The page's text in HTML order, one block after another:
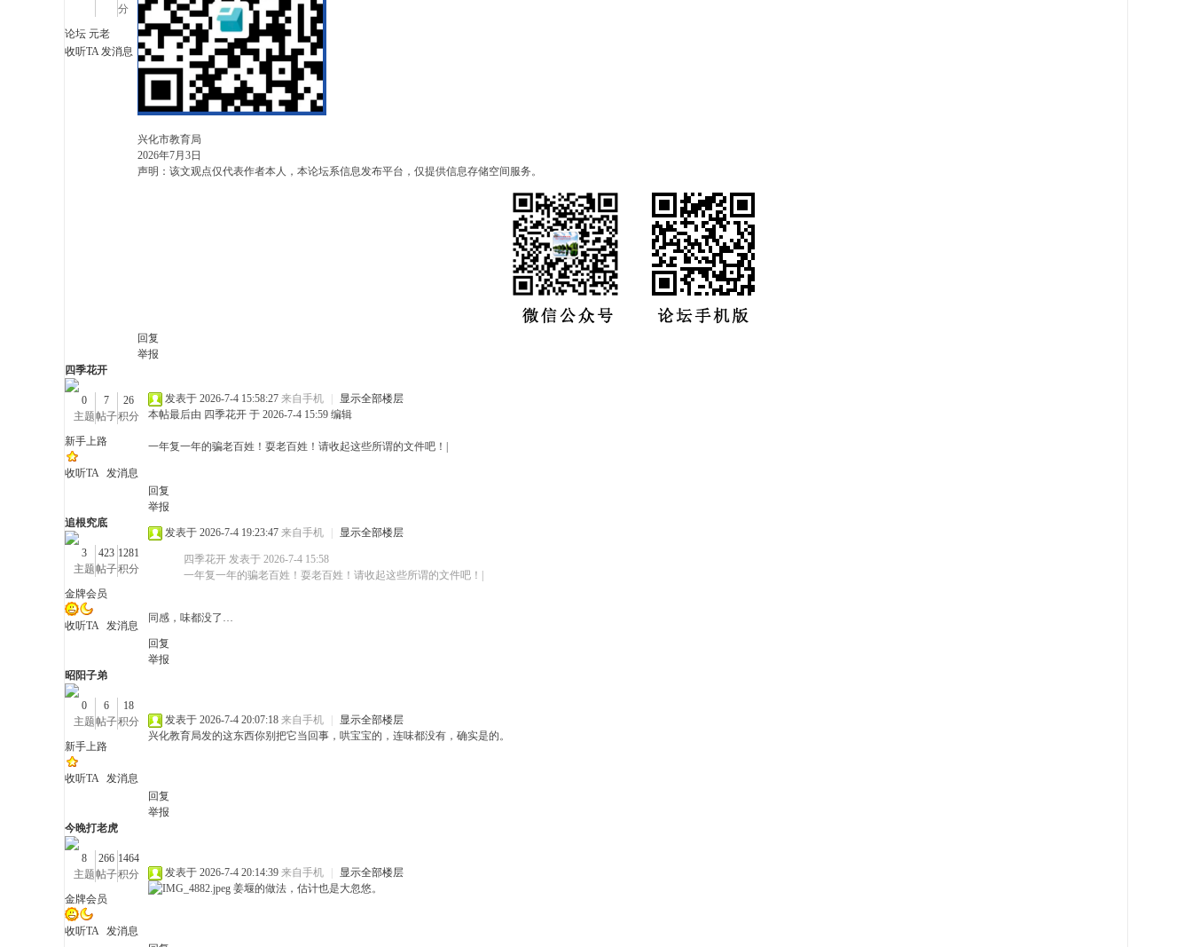
坛
---
有
分
论坛 元老
收听TA发消息
兴化市教育局
2026年7月3日
声明：该文观点仅代表作者本人，本论坛系信息发布平台，仅提供信息存储空间服务。
回复
举报
四季花开
0
主题
7
帖子
26
积分
新手上路
收听TA 发消息
发表于 2026-7-4 15:58:27 来自手机
显示全部楼层
本帖最后由 四季花开 于 2026-7-4 15:59 编辑
一年复一年的骗老百姓！耍老百姓！请收起这些所谓的文件吧！|
回复
举报
追根究底
3
主题
423
帖子
1281
积分
金牌会员
收听TA 发消息
发表于 2026-7-4 19:23:47 来自手机 显示全部楼层
四季花开 发表于 2026-7-4 15:58
一年复一年的骗老百姓！耍老百姓！请收起这些所谓的文件吧！|
同感，味都没了…
回复
举报
昭阳子弟
0
主题
6
帖子
18
积分
新手上路
收听TA 发消息
发表于 2026-7-4 20:07:18 来自手机
显示全部楼层
兴化教育局发的这东西你别把它当回事，哄宝宝的，连味都没有，确实是的。
回复
举报
今晚打老虎
8
主题
266
帖子
1464
积分
金牌会员
收听TA 发消息
发表于 2026-7-4 20:14:39 来自手机
显示全部楼层
姜堰的做法，估计也是大忽悠。